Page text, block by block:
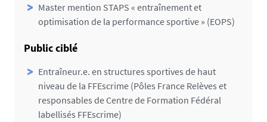
Master mention STAPS « entraînement et
optimisation de la performance sportive » (EOPS)
Public ciblé
Entraîneur.e. en structures sportives de haut
niveau de la FFEscrime (Pôles France Relèves et
responsables de Centre de Formation Fédéral
labellisés FFEscrime)